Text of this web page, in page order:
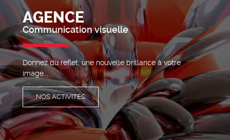
AGENCE
Communication visuelle
Donnez du reflet, une nouvelle brillance à votre
image...
NOS ACTIVITÉS